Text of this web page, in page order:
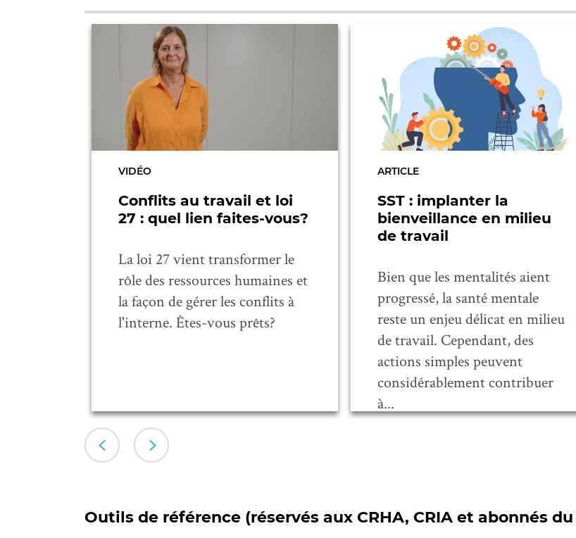
VIDÉO
Conflits au travail et loi
27 : quel lien faites-vous?
La loi 27 vient transformer le
rôle des ressources humaines et
la façon de gérer les conflits à
l'interne. Êtes-vous prêts?
ARTICLE
SST : implanter la
bienveillance en milieu
de travail
Bien que les mentalités aient
progressé, la santé mentale
reste un enjeu délicat en milieu
de travail. Cependant, des
actions simples peuvent
considérablement contribuer
à...
Outils de référence (réservés aux CRHA, CRIA et abonnés